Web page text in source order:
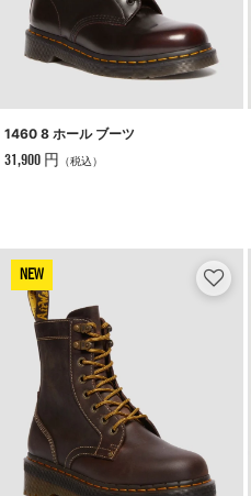
1460 8 ホール ブーツ
31,900 円 （税込）
NEW